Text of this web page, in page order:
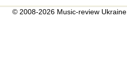
© 2008-2026 Music-review Ukraine